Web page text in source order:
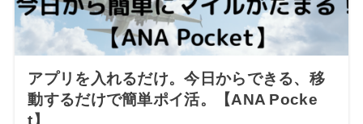
アプリを入れるだけ。今日からできる、移
動するだけで簡単ポイ活。【ANA Pocke
t】